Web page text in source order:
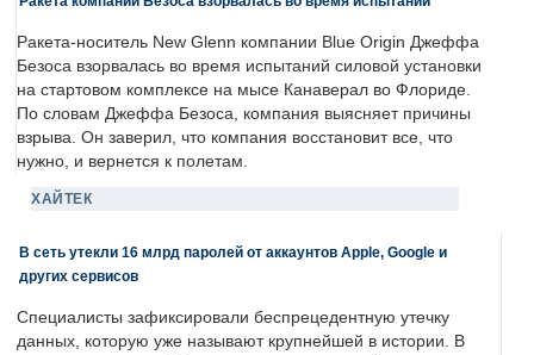
Ракета-носитель New Glenn компании Blue Origin Джеффа
Безоса взорвалась во время испытаний силовой установки
на стартовом комплексе на мысе Канаверал во Флориде.
По словам Джеффа Безоса, компания выясняет причины
взрыва. Он заверил, что компания восстановит все, что
нужно, и вернется к полетам.
ХАЙТЕК
В сеть утекли 16 млрд паролей от аккаунтов Apple, Google и
других сервисов
Специалисты зафиксировали беспрецедентную утечку
данных, которую уже называют крупнейшей в истории. В